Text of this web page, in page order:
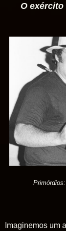
O exército
Imaginemos um